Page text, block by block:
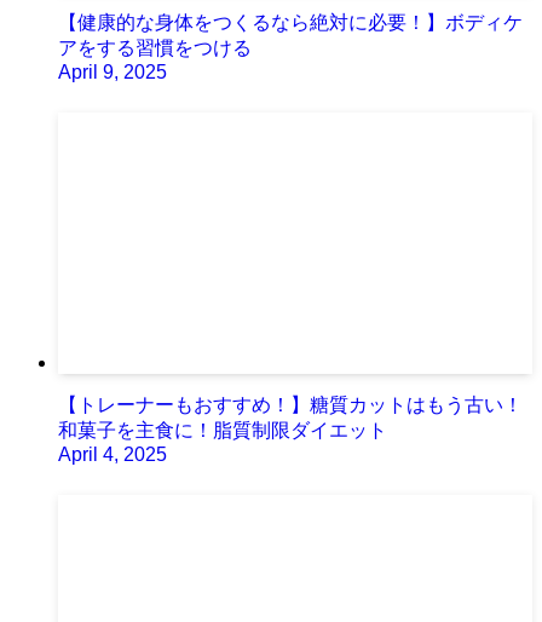
【健康的な身体をつくるなら絶対に必要！】ボディケ
アをする習慣をつける
April 9, 2025
【トレーナーもおすすめ！】糖質カットはもう古い！
和菓子を主食に！脂質制限ダイエット
April 4, 2025